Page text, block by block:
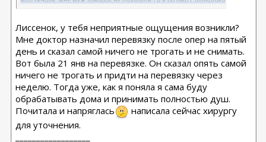
второй вариант - ехать в клинику и там в процедурной пусть
смотрят и перевязывают, иногда первую неделю перевязки
каждый день делают
Лиссенок, у тебя неприятные ощущения возникли?
Мне доктор назначил перевязку после опер на пятый
день и сказал самой ничего не трогать и не снимать.
Вот была 21 янв на перевязке. Он сказал опять самой
ничего не трогать и придти на перевязку через
неделю. Тогда уже, как я поняла я сама буду
обрабатывать дома и принимать полностью душ.
Почитала и напряглась
написала сейчас хирургу
для уточнения.